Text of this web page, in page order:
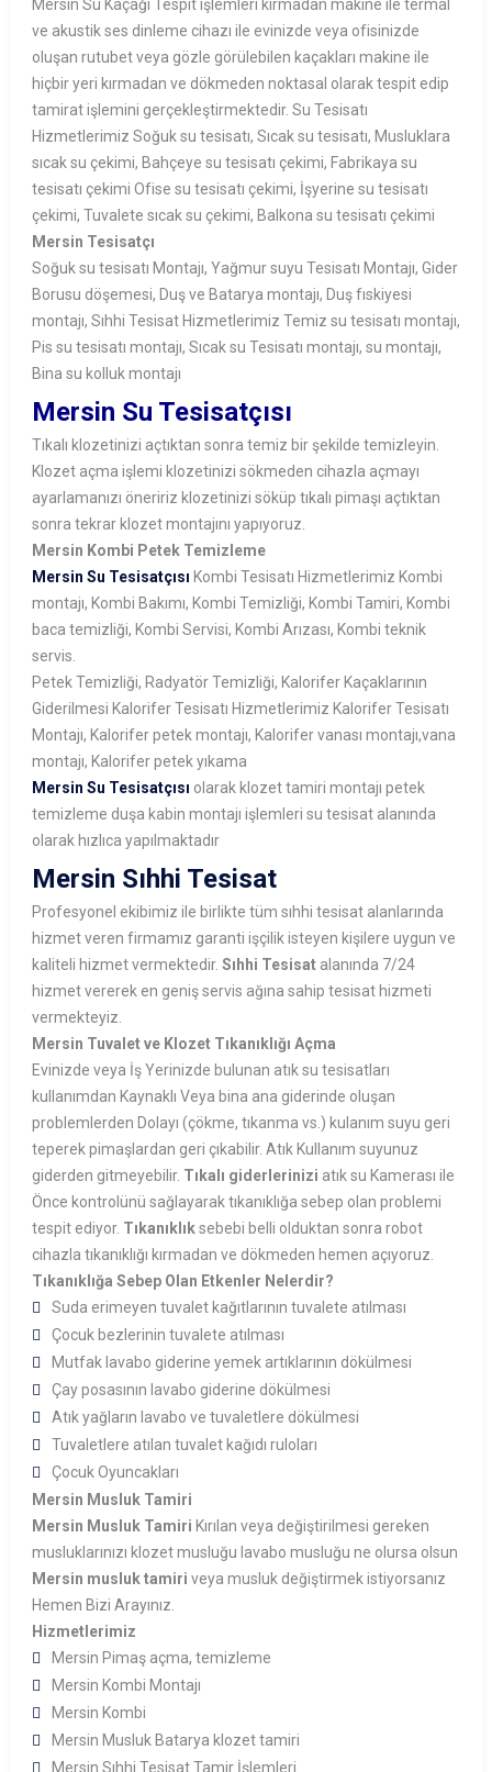
Mersin Su Kaçağı Tespit işlemleri kırmadan makine ile termal
ve akustik ses dinleme cihazı ile evinizde veya ofisinizde
oluşan rutubet veya gözle görülebilen kaçakları makine ile
hiçbir yeri kırmadan ve dökmeden noktasal olarak tespit edip
tamirat işlemini gerçekleştirmektedir. Su Tesisatı
Hizmetlerimiz Soğuk su tesisatı, Sıcak su tesisatı, Musluklara
sıcak su çekimi, Bahçeye su tesisatı çekimi, Fabrikaya su
tesisatı çekimi Ofise su tesisatı çekimi, İşyerine su tesisatı
çekimi, Tuvalete sıcak su çekimi, Balkona su tesisatı çekimi
Mersin Tesisatçı
Soğuk su tesisatı Montajı, Yağmur suyu Tesisatı Montajı, Gider
Borusu döşemesi, Duş ve Batarya montajı, Duş fıskiyesi
montajı, Sıhhi Tesisat Hizmetlerimiz Temiz su tesisatı montajı,
Pis su tesisatı montajı, Sıcak su Tesisatı montajı, su montajı,
Bina su kolluk montajı
Mersin Su Tesisatçısı
Tıkalı klozetinizi açtıktan sonra temiz bir şekilde temizleyin.
Klozet açma işlemi klozetinizi sökmeden cihazla açmayı
ayarlamanızı öneririz klozetinizi söküp tıkalı pimaşı açtıktan
sonra tekrar klozet montajını yapıyoruz.
Mersin Kombi Petek Temizleme
Mersin Su Tesisatçısı Kombi Tesisatı Hizmetlerimiz Kombi
montajı, Kombi Bakımı, Kombi Temizliği, Kombi Tamiri, Kombi
baca temizliği, Kombi Servisi, Kombi Arızası, Kombi teknik
servis.
Petek Temizliği, Radyatör Temizliği, Kalorifer Kaçaklarının
Giderilmesi Kalorifer Tesisatı Hizmetlerimiz Kalorifer Tesisatı
Montajı, Kalorifer petek montajı, Kalorifer vanası montajı,vana
montajı, Kalorifer petek yıkama
Mersin Su Tesisatçısı olarak klozet tamiri montajı petek
temizleme duşa kabin montajı işlemleri su tesisat alanında
olarak hızlıca yapılmaktadır
Mersin Sıhhi Tesisat
Profesyonel ekibimiz ile birlikte tüm sıhhi tesisat alanlarında
hizmet veren firmamız garanti işçilik isteyen kişilere uygun ve
kaliteli hizmet vermektedir. Sıhhi Tesisatalanında 7/24
hizmet vererek en geniş servis ağına sahip tesisat hizmeti
vermekteyiz.
Mersin Tuvalet ve Klozet Tıkanıklığı Açma
Evinizde veya İş Yerinizde bulunan atık su tesisatları
kullanımdan Kaynaklı Veya bina ana giderinde oluşan
problemlerden Dolayı (çökme, tıkanma vs.) kulanım suyu geri
teperek pimaşlardan geri çıkabilir. Atık Kullanım suyunuz
giderden gitmeyebilir. Tıkalı giderlerinizi atık su Kamerası ile
Önce kontrolünü sağlayarak tıkanıklığa sebep olan problemi
tespit ediyor. Tıkanıklıksebebi belli olduktan sonra robot
cihazla tıkanıklığı kırmadan ve dökmeden hemen açıyoruz.
Tıkanıklığa Sebep Olan Etkenler Nelerdir?
Suda erimeyen tuvalet kağıtlarının tuvalete atılması
Çocuk bezlerinin tuvalete atılması
Mutfak lavabo giderine yemek artıklarının dökülmesi
Çay posasının lavabo giderine dökülmesi
Atık yağların lavabo ve tuvaletlere dökülmesi
Tuvaletlere atılan tuvalet kağıdı ruloları
Çocuk Oyuncakları
Mersin Musluk Tamiri
Mersin Musluk Tamiri Kırılan veya değiştirilmesi gereken
musluklarınızı klozet musluğu lavabo musluğu ne olursa olsun
Mersin musluk tamiri veya musluk değiştirmek istiyorsanız
Hemen Bizi Arayınız.
Hizmetlerimiz
Mersin Pimaş açma, temizleme
Mersin Kombi Montajı
Mersin Kombi
Mersin Musluk Batarya klozet tamiri
Mersin Sıhhi Tesisat Tamir İşlemleri